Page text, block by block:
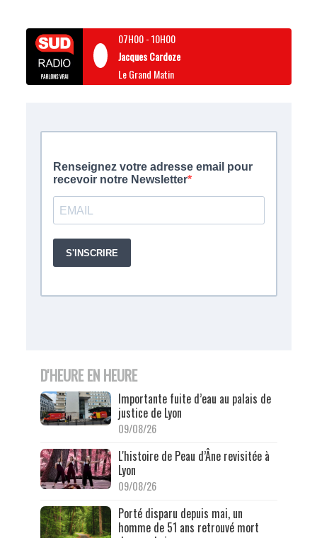
07H00-10H00
Jacques Cardoze
Le Grand Matin
D'HEURE EN HEURE
Importante fuite d’eau au palais de
justice de Lyon
09/08/26
L'histoire de Peau d’Âne revisitée à
Lyon
09/08/26
Porté disparu depuis mai, un
homme de 51 ans retrouvé mort